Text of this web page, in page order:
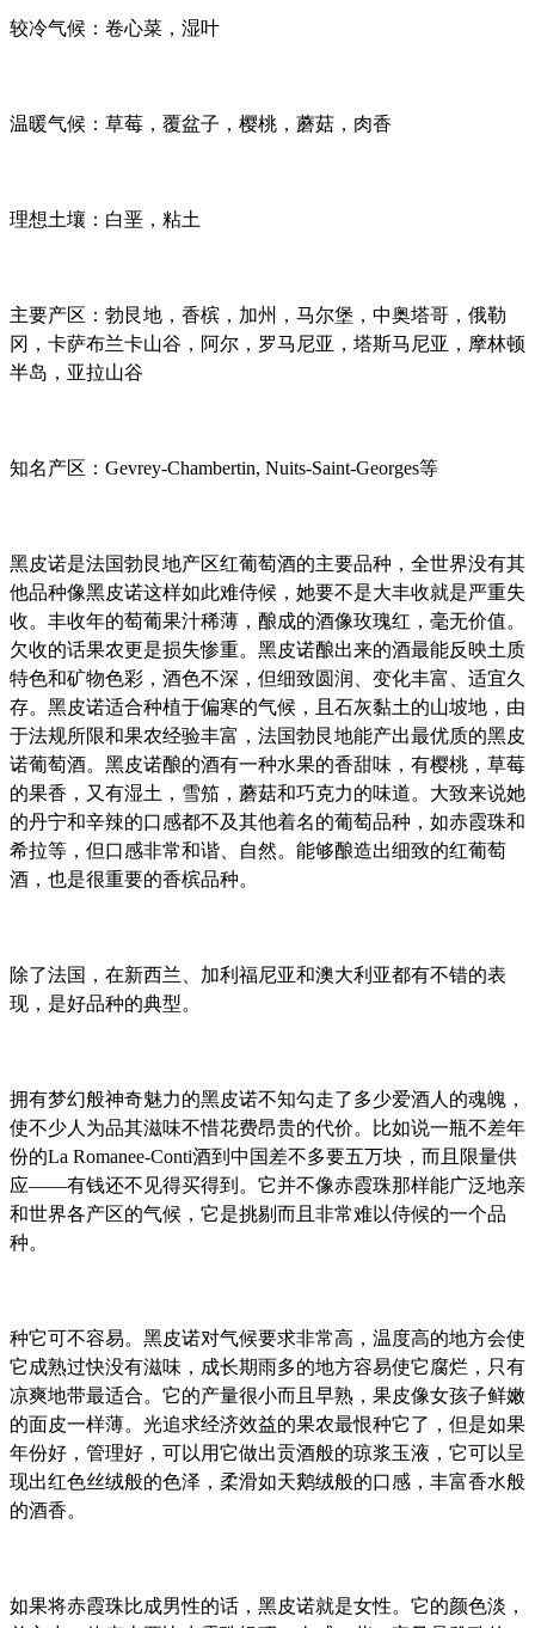
较冷气候：卷心菜，湿叶
温暖气候：草莓，覆盆子，樱桃，蘑菇，肉香
理想土壤：白垩，粘土
主要产区：勃艮地，香槟，加州，马尔堡，中奥塔哥，俄勒
冈，卡萨布兰卡山谷，阿尔，罗马尼亚，塔斯马尼亚，摩林顿
半岛，亚拉山谷
知名产区：Gevrey-Chambertin, Nuits-Saint-Georges等
黑皮诺是法国勃艮地产区红葡萄酒的主要品种，全世界没有其
他品种像黑皮诺这样如此难侍候，她要不是大丰收就是严重失
收。丰收年的萄葡果汁稀薄，酿成的酒像玫瑰红，毫无价值。
欠收的话果农更是损失惨重。黑皮诺酿出来的酒最能反映土质
特色和矿物色彩，酒色不深，但细致圆润、变化丰富、适宜久
存。黑皮诺适合种植于偏寒的气候，且石灰黏土的山坡地，由
于法规所限和果农经验丰富，法国勃艮地能产出最优质的黑皮
诺葡萄酒。黑皮诺酿的酒有一种水果的香甜味，有樱桃，草莓
的果香，又有湿土，雪笳，蘑菇和巧克力的味道。大致来说她
的丹宁和辛辣的口感都不及其他着名的葡萄品种，如赤霞珠和
希拉等，但口感非常和谐、自然。能够酿造出细致的红葡萄
酒，也是很重要的香槟品种。
除了法国，在新西兰、加利福尼亚和澳大利亚都有不错的表
现，是好品种的典型。
拥有梦幻般神奇魅力的黑皮诺不知勾走了多少爱酒人的魂魄，
使不少人为品其滋味不惜花费昂贵的代价。比如说一瓶不差年
份的La Romanee-Conti酒到中国差不多要五万块，而且限量供
应——有钱还不见得买得到。它并不像赤霞珠那样能广泛地亲
和世界各产区的气候，它是挑剔而且非常难以侍候的一个品
种。
种它可不容易。 黑皮诺对气候要求非常高，温度高的地方会使
它成熟过快没有滋味，成长期雨多的地方容易使它腐烂，只有
凉爽地带最适合。它的产量很小而且早熟，果皮像女孩子鲜嫩
的面皮一样薄。光追求经济效益的果农最恨种它了，但是如果
年份好，管理好，可以用它做出贡酒般的琼浆玉液，它可以呈
现出红色丝绒般的色泽，柔滑如天鹅绒般的口感，丰富香水般
的酒香。
如果将赤霞珠比成男性的话， 黑皮诺就是女性。它的颜色淡，